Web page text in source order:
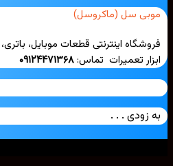
سل (ماکروسل)
اینترنتی قطعات موبایل، باتری، برد
تعمیرات تماس:۰۹۱۲۴۴۷۱۳۶۸
زودی . . .